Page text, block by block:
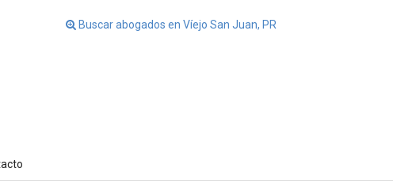
Buscar abogados en Víejo San Juan, PR